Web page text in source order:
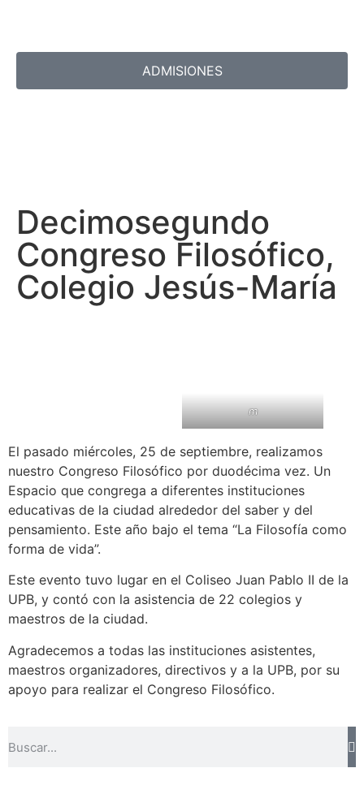
ADMISIONES
Decimosegundo
Congreso Filosófico,
Colegio Jesús-María
m
El pasado miércoles, 25 de septiembre, realizamos
nuestro Congreso Filosófico por duodécima vez. Un
Espacio que congrega a diferentes instituciones
educativas de la ciudad alrededor del saber y del
pensamiento. Este año bajo el tema “La Filosofía como
forma de vida”.
Este evento tuvo lugar en el Coliseo Juan Pablo II de la
UPB, y contó con la asistencia de 22 colegios y
maestros de la ciudad.
Agradecemos a todas las instituciones asistentes,
maestros organizadores, directivos y a la UPB, por su
apoyo para realizar el Congreso Filosófico.